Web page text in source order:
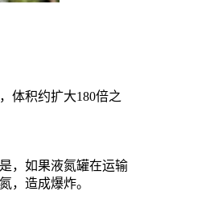
体积约扩大180倍之
，如果液氮罐在运输
，造成爆炸。